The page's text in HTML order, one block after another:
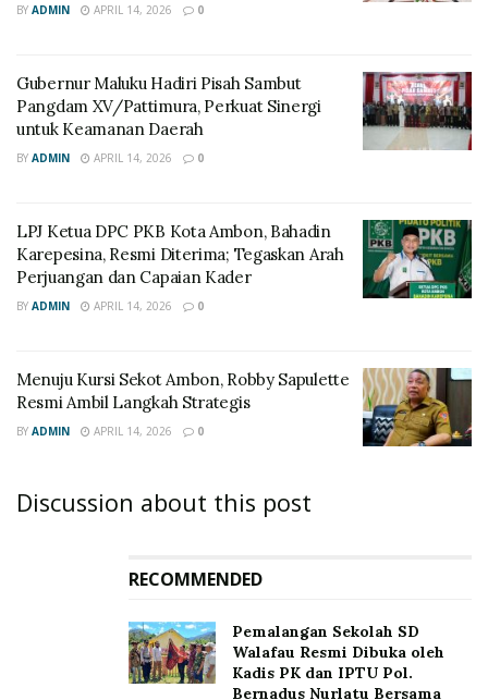
BY ADMIN APRIL 14, 2026 0
Gubernur Maluku Hadiri Pisah Sambut
Pangdam XV/Pattimura, Perkuat Sinergi
untuk Keamanan Daerah
BY ADMIN APRIL 14, 2026 0
LPJ Ketua DPC PKB Kota Ambon, Bahadin
Karepesina, Resmi Diterima; Tegaskan Arah
Perjuangan dan Capaian Kader
BY ADMIN APRIL 14, 2026 0
Menuju Kursi Sekot Ambon, Robby Sapulette
Resmi Ambil Langkah Strategis
BY ADMIN APRIL 14, 2026 0
Discussion about this post
RECOMMENDED
Pemalangan Sekolah SD
Walafau Resmi Dibuka oleh
Kadis PK dan IPTU Pol.
Bernadus Nurlatu Bersama